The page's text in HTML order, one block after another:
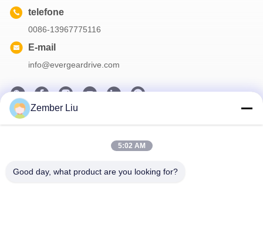
telefone
0086-13967775116
E-mail
info@evergeardrive.com
Nosso boletim informativo
Assine nossa newsletter para descontos e muito mais.
Zember Liu
5:02 AM
Good day, what product are you looking for?